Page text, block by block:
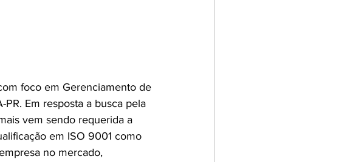
foco em Gerenciamento de
Em resposta a busca pela
vem sendo requerida a
em ISO 9001 como
no mercado,